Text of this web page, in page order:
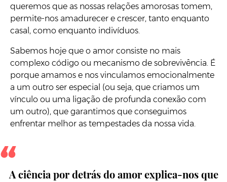
queremos que as nossas relações amorosas tomem,
permite-nos amadurecer e crescer, tanto enquanto
casal, como enquanto indivíduos.
Sabemos hoje que o amor consiste no mais
complexo código ou mecanismo de sobrevivência. É
porque amamos e nos vinculamos emocionalmente
a um outro ser especial (ou seja, que criamos um
vínculo ou uma ligação de profunda conexão com
um outro), que garantimos que conseguimos
enfrentar melhor as tempestades da nossa vida.
A ciência por detrás do amor explica-nos que